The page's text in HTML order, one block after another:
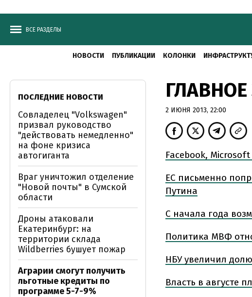
ВСЕ РАЗДЕЛЫ
НОВОСТИ ПУБЛИКАЦИИ КОЛОНКИ
2 ИЮНЯ 2013, 22:00
Facebook,
ЕС письменно
Путина
С начала года
Политика МВФ
НБУ увеличил
Власть в августе
ПОСЛЕДНИЕ НОВОСТИ
Совладелец "Volkswagen"
призвал руководство
"действовать немедленно"
на фоне кризиса
автогиганта
Враг уничтожил отделение
"Новой почты" в Сумской
области
Дроны атаковали
Екатеринбург: на
территории склада
Wildberries бушует пожар
Аграрии смогут получить
льготные кредиты по
программе 5-7-9%